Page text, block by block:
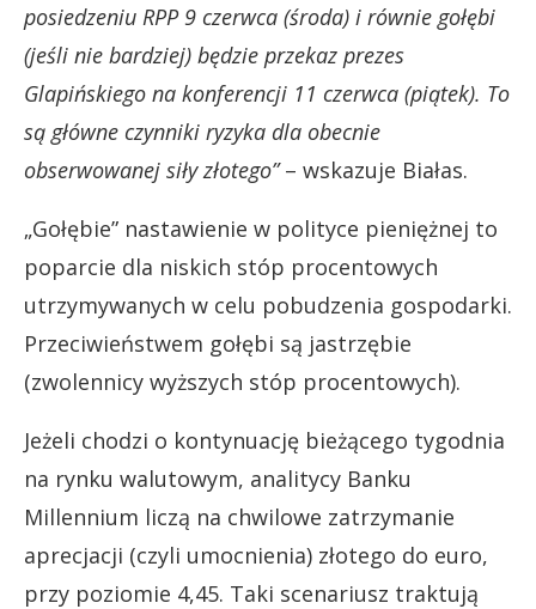
posiedzeniu RPP 9 czerwca (środa) i równie gołębi
(jeśli nie bardziej) będzie przekaz prezes
Glapińskiego na konferencji 11 czerwca (piątek). To
są główne czynniki ryzyka dla obecnie
obserwowanej siły złotego”– wskazuje Białas.
„Gołębie” nastawienie w polityce pieniężnej to
poparcie dla niskich stóp procentowych
utrzymywanych w celu pobudzenia gospodarki.
Przeciwieństwem gołębi są jastrzębie
(zwolennicy wyższych stóp procentowych).
Jeżeli chodzi o kontynuację bieżącego tygodnia
na rynku walutowym, analitycy Banku
Millennium liczą na chwilowe zatrzymanie
aprecjacji (czyli umocnienia) złotego do euro,
przy poziomie 4,45. Taki scenariusz traktują